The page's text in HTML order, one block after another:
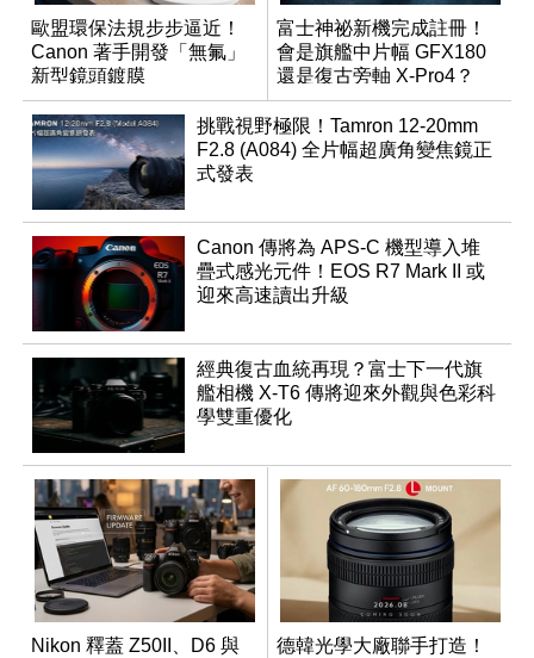
歐盟環保法規步步逼近！
Canon 著手開發「無氟」
新型鏡頭鍍膜
富士神祕新機完成註冊！
會是旗艦中片幅 GFX180
還是復古旁軸 X-Pro4？
挑戰視野極限！Tamron 12-20mm
F2.8 (A084) 全片幅超廣角變焦鏡正
式發表
Canon 傳將為 APS-C 機型導入堆
疊式感光元件！EOS R7 Mark II 或
迎來高速讀出升級
經典復古血統再現？富士下一代旗
艦相機 X-T6 傳將迎來外觀與色彩科
學雙重優化
Nikon 釋蓋 Z50II、D6 與
德韓光學大廠聯手打造！